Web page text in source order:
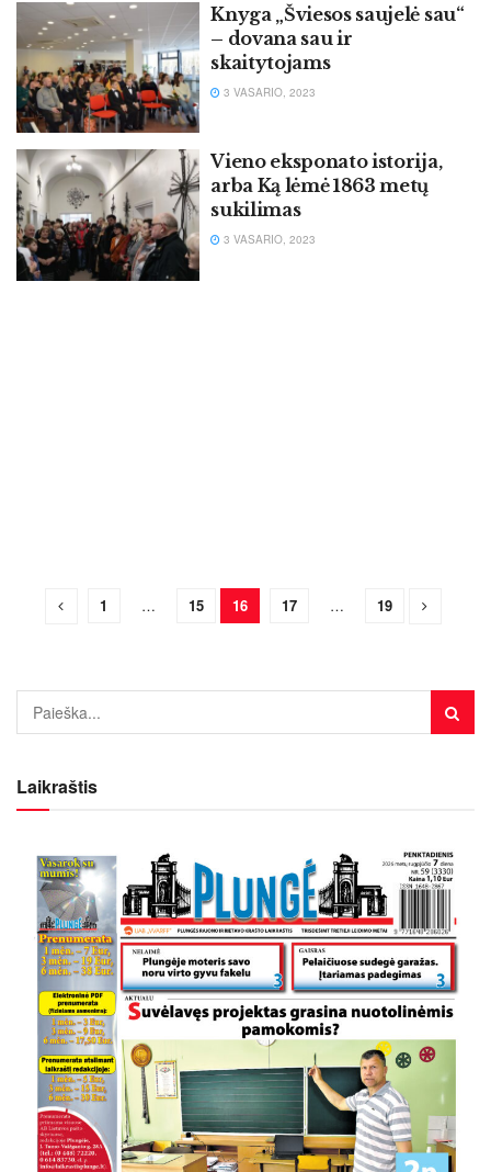
Knyga „Šviesos saujelė sau“
– dovana sau ir
skaitytojams
3 VASARIO, 2023
Vieno eksponato istorija,
arba Ką lėmė 1863 metų
sukilimas
3 VASARIO, 2023
1 … 15 16 17 … 19
Laikraštis